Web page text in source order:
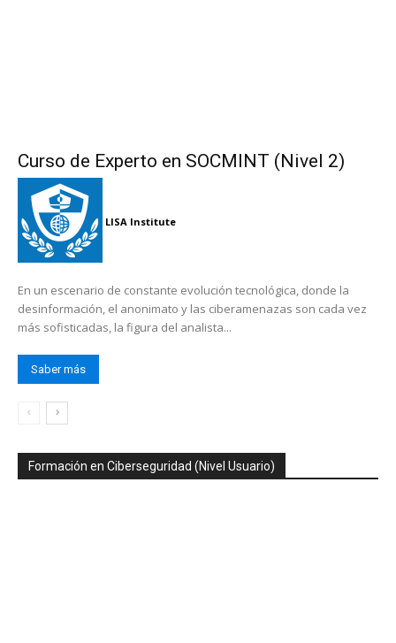
Curso de Experto en SOCMINT (Nivel 2)
LISA Institute
En un escenario de constante evolución tecnológica, donde la
desinformación, el anonimato y las ciberamenazas son cada vez
más sofisticadas, la figura del analista...
Saber más
Formación en Ciberseguridad (Nivel Usuario)